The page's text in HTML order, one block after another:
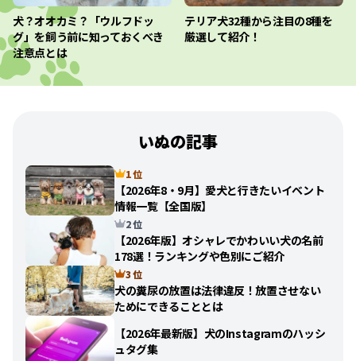
犬？オオカミ？「ウルフドッ
グ」を飼う前に知っておくべき
注意点とは
テリア犬32種から注目の8種を
厳選して紹介！
いぬの記事
1 位
【2026年8・9月】愛犬と行きたいイベント
情報一覧【全国版】
2 位
【2026年版】オシャレでかわいい犬の名前
178選！ランキングや色別にご紹介
3 位
犬の糞尿の放置は法律違反！放置させない
ためにできることとは
【2026年最新版】犬のInstagramのハッシ
ュタグ集